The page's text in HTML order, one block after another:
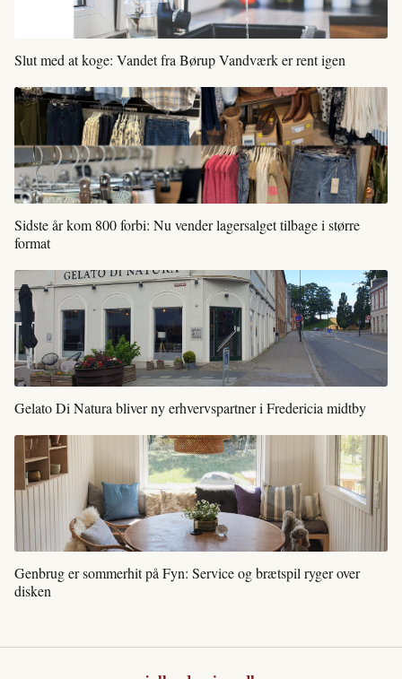
Slut med at koge: Vandet fra Børup Vandværk er rent igen
Sidste år kom 800 forbi: Nu vender lagersalget tilbage i større
format
Gelato Di Natura bliver ny erhvervspartner i Fredericia midtby
Genbrug er sommerhit på Fyn: Service og brætspil ryger over
disken